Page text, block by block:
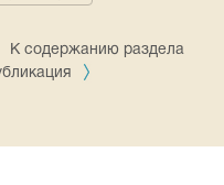
К содержанию раздела